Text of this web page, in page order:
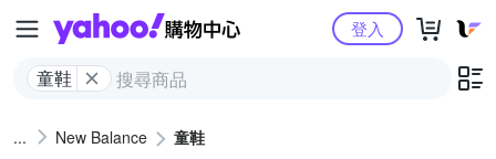
Yahoo購物中心
童鞋
登入
New Balance 童鞋